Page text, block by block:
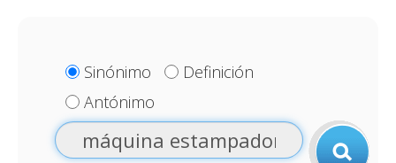
Sinónimo
Definición
Antónimo